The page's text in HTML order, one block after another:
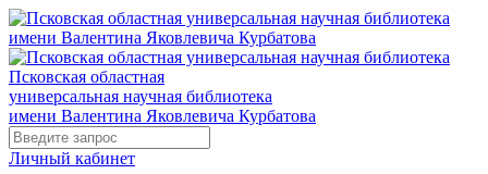
Псковская областная
универсальная научная библиотека
имени Валентина Яковлевича Курбатова
Личный кабинет